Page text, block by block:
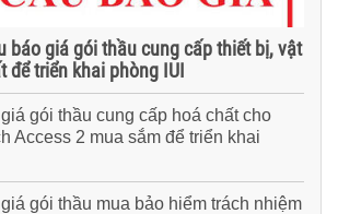
báo giá gói thầu cung cấp thiết bị, vật
để triển khai phòng IUI
gói thầu cung cấp hoá chất cho
Access 2 mua sắm để triển khai
gói thầu mua bảo hiểm trách nhiệm